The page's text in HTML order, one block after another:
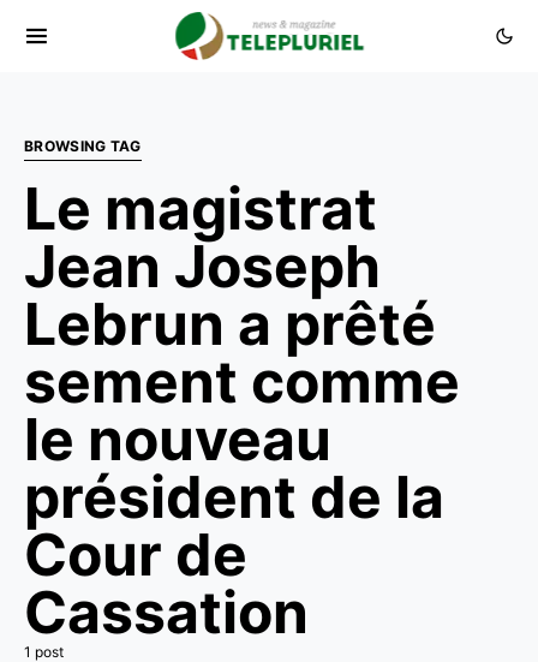
BROWSING TAG
Le magistrat
Jean Joseph
Lebrun a prêté
sement comme
le nouveau
président de la
Cour de
Cassation
1 post